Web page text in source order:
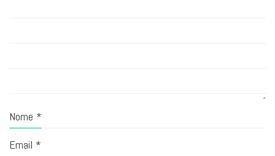
Nome *
Email *